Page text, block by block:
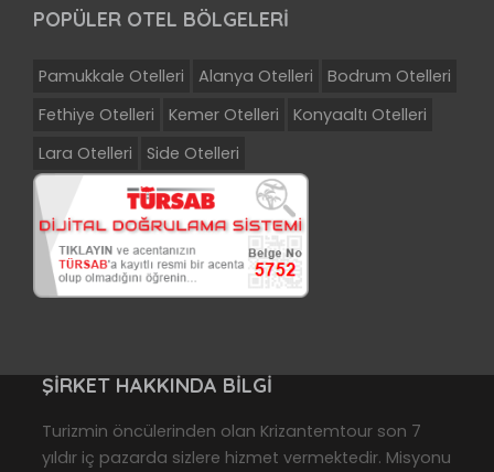
POPÜLER OTEL BÖLGELERİ
Pamukkale Otelleri Alanya Otelleri
Bodrum Otelleri
Fethiye Otelleri
Kemer Otelleri
Konyaaltı Otelleri
Lara Otelleri
Side Otelleri
ŞIRKET HAKKINDA BILGI
Turizmin öncülerinden olan Krizantemtour son 7
yıldır iç pazarda sizlere hizmet vermektedir. Misyonu